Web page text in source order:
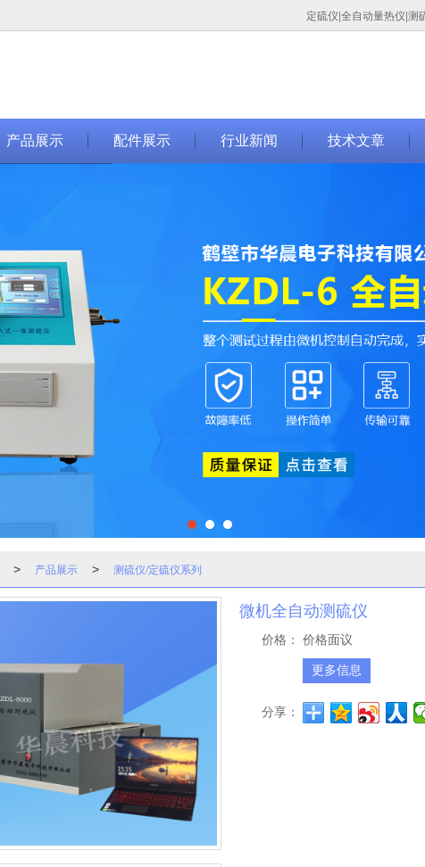
无法获得最佳浏览体验，推荐下载安装谷歌浏览器！
定硫仪|全自动量热仪|测
产品展示 配件展示 行业新闻 技术文章
> 产品展示 > 测硫仪/定硫仪系列
微机全自动测硫仪
价格： 价格面议
更多信息
分享：